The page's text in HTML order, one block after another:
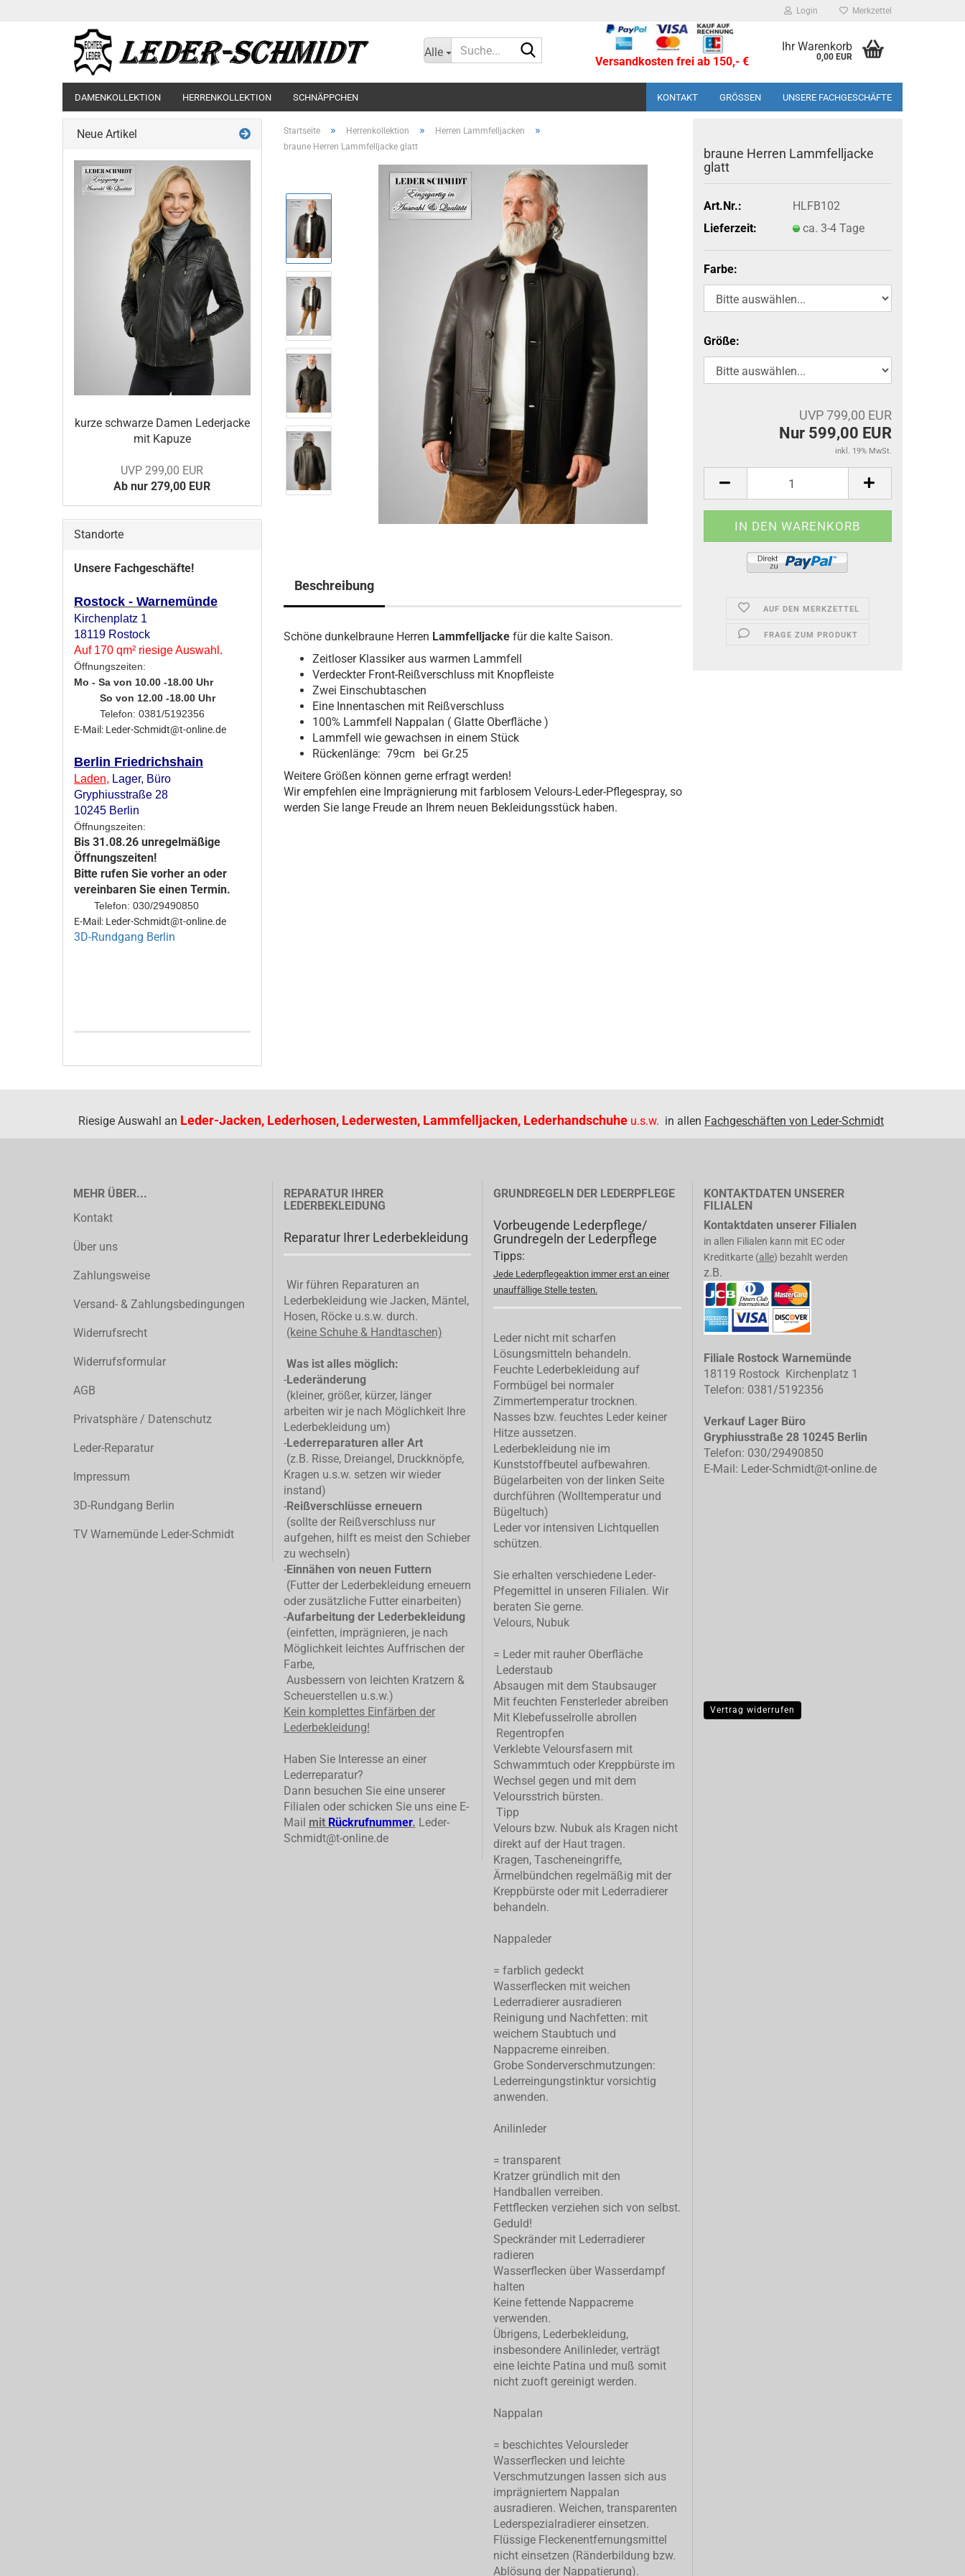
Login Merkzettel
Alle
Versandkosten frei ab 150,- €
Ihr Warenkorb
0,00 EUR
DAMENKOLLEKTION HERRENKOLLEKTION SCHNÄPPCHEN KONTAKT GRÖSSEN UNSERE FACHGESCHÄFTE
Startseite » Herrenkollektion » Herren Lammfelljacken »
braune Herren Lammfelljacke glatt
brau­ne Her­ren Lamm­fell­ja­cke
glatt
Art.Nr.:
HLFB102
Lieferzeit:
ca. 3-4 Tage
Farbe:
Größe:
UVP 799,00 EUR
Nur 599,00 EUR
inkl. 19% MwSt.
AUF DEN MERKZETTEL
FRAGE ZUM PRODUKT
Beschreibung
Schöne dunkelbraune Herren Lammfelljacke für die kalte Saison.
Zeitloser Klassiker aus warmen Lammfell
Verdeckter Front-Reißverschluss mit Knopfleiste
Zwei Einschubtaschen
Eine Innentaschen mit Reißverschluss
100% Lammfell Nappalan ( Glatte Oberfläche )
Lammfell wie gewachsen in einem Stück
Rückenlänge: 79cm bei Gr.25
Weitere Größen können gerne erfragt werden!
Wir empfehlen eine Imprägnierung mit farblosem Velours-Leder-Pflegespray, so
werden Sie lange Freude an Ihrem neuen Bekleidungsstück haben.
Neue Artikel
kurze schwar­ze Damen Le­der­ja­cke
mit Ka­pu­ze
UVP 299,00 EUR
Ab nur 279,00 EUR
Standorte
Unsere Fachgeschäfte!
Rostock - Warnemünde
Kirchenplatz 1
18119 Rostock
Auf 170 qm² riesige Auswahl.
Öffnungszeiten:
Mo - Sa von 10.00 -18.00 Uhr
So von 12.00 -18.00 Uhr
Telefon: 0381/5192356
E-Mail: Leder-Schmidt@t-online.de
Berlin Friedrichshain
Laden, Lager, Büro
Gryphiusstraße 28
10245 Berlin
Öffnungszeiten:
Bis 31.08.26 unregelmäßige
Öffnungszeiten!
Bitte rufen Sie vorher an oder
vereinbaren Sie einen Termin.
Telefon: 030/29490850
E-Mail: Leder-Schmidt@t-online.de
3D-Rundgang Berlin
Riesige Auswahl an Leder-Jacken, Lederhosen, Lederwesten, Lammfelljacken, Lederhandschuhe u.s.w. in allen Fachgeschäften von Leder-Schmidt
MEHR ÜBER...
Kontakt
Über uns
Zahlungsweise
Versand- & Zahlungsbedingungen
Widerrufsrecht
Widerrufsformular
AGB
Privatsphäre / Datenschutz
Leder-Reparatur
Impressum
3D-Rundgang Berlin
TV Warnemünde Leder-Schmidt
REPARATUR IHRER
LEDERBEKLEIDUNG
Reparatur Ihrer Lederbekleidung
Wir führen Reparaturen an
Lederbekleidung wie Jacken, Mäntel,
Hosen, Röcke u.s.w. durch.
(keine Schuhe & Handtaschen)
Was ist alles möglich:
-Lederänderung
(kleiner, größer, kürzer, länger
arbeiten wir je nach Möglichkeit Ihre
Lederbekleidung um)
-Lederreparaturen aller Art
(z.B. Risse, Dreiangel, Druckknöpfe,
Kragen u.s.w. setzen wir wieder
instand)
-Reißverschlüsse erneuern
(sollte der Reißverschluss nur
aufgehen, hilft es meist den Schieber
zu wechseln)
-Einnähen von neuen Futtern
(Futter der Lederbekleidung erneuern
oder zusätzliche Futter einarbeiten)
-Aufarbeitung der Lederbekleidung
(einfetten, imprägnieren, je nach
Möglichkeit leichtes Auffrischen der
Farbe,
Ausbessern von leichten Kratzern &
Scheuerstellen u.s.w.)
Kein komplettesEinfärben der
Lederbekleidung!
Haben Sie Interesse an einer
Lederreparatur?
Dann besuchen Sie eine unserer
Filialen oder schicken Sie uns eine E-
Mail mit Rückrufnummer. Leder-
Schmidt@t-online.de
GRUNDREGELN DER LEDERPFLEGE
Vorbeugende Lederpflege/
Grundregeln der Lederpflege
Tipps:
Jede Lederpflegeaktion immer erst an einer
unauffällige Stelle testen.
Leder nicht mit scharfen
Lösungsmitteln behandeln.
Feuchte Lederbekleidung auf
Formbügel bei normaler
Zimmertemperatur trocknen.
Nasses bzw. feuchtes Leder keiner
Hitze aussetzen.
Lederbekleidung nie im
Kunststoffbeutel aufbewahren.
Bügelarbeiten von der linken Seite
durchführen (Wolltemperatur und
Bügeltuch)
Leder vor intensiven Lichtquellen
schützen.
Sie erhalten verschiedene Leder-
Pfegemittel in unseren Filialen. Wir
beraten Sie gerne.
Velours, Nubuk
= Leder mit rauher Oberfläche
Lederstaub
Absaugen mit dem Staubsauger
Mit feuchten Fensterleder abreiben
Mit Klebefusselrolle abrollen
Regentropfen
Verklebte Veloursfasern mit
Schwammtuch oder Kreppbürste im
Wechsel gegen und mit dem
Veloursstrich bürsten.
Tipp
Velours bzw. Nubuk als Kragen nicht
direkt auf der Haut tragen.
Kragen, Tascheneingriffe,
Ärmelbündchen regelmäßig mit der
Kreppbürste oder mit Lederradierer
behandeln.
Nappaleder
= farblich gedeckt
Wasserflecken mit weichen
Lederradierer ausradieren
Reinigung und Nachfetten: mit
weichem Staubtuch und
Nappacreme einreiben.
Grobe Sonderverschmutzungen:
Lederreingungstinktur vorsichtig
anwenden.
Anilinleder
= transparent
Kratzer gründlich mit den
Handballen verreiben.
Fettflecken verziehen sich von selbst.
Geduld!
Speckränder mit Lederradierer
radieren
Wasserflecken über Wasserdampf
halten
Keine fettende Nappacreme
verwenden.
Übrigens, Lederbekleidung,
insbesondere Anilinleder, verträgt
eine leichte Patina und muß somit
nicht zuoft gereinigt werden.
Nappalan
= beschichtes Veloursleder
Wasserflecken und leichte
Verschmutzungen lassen sich aus
imprägniertem Nappalan
ausradieren. Weichen, transparenten
Lederspezialradierer einsetzen.
Flüssige Fleckenentfernungsmittel
nicht einsetzen (Ränderbildung bzw.
Ablösung der Nappatierung).
KONTAKTDATEN UNSERER
FILIALEN
Kontaktdaten unserer Filialen
in allen Filialen kann mit EC oder
Kreditkarte (alle) bezahlt werden
z.B.
Filiale Rostock Warnemünde
18119 Rostock Kirchenplatz 1
Telefon: 0381/5192356
Verkauf Lager Büro
Gryphiusstraße 28 10245 Berlin
Telefon: 030/29490850
E-Mail: Leder-Schmidt@t-online.de
Vertrag widerrufen